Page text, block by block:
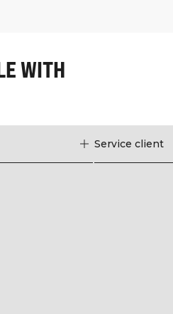
WITH
Service client